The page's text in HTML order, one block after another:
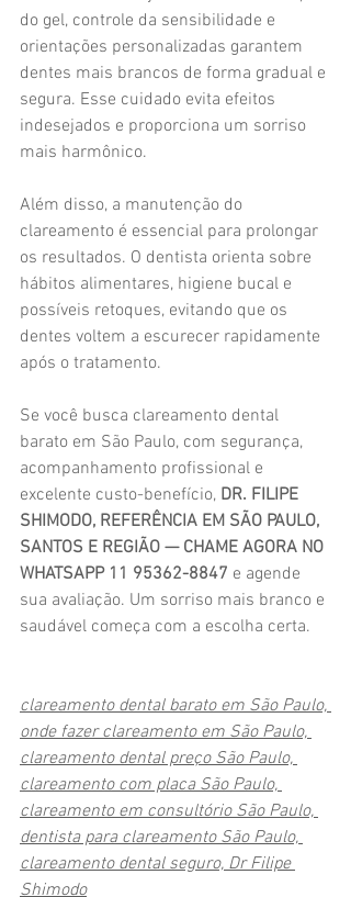
do gel, controle da sensibilidade e
orientações personalizadas garantem
dentes mais brancos de forma gradual e
segura. Esse cuidado evita efeitos
indesejados e proporciona um sorriso
mais harmônico.
Além disso, a manutenção do
clareamento é essencial para prolongar
os resultados. O dentista orienta sobre
hábitos alimentares, higiene bucal e
possíveis retoques, evitando que os
dentes voltem a escurecer rapidamente
após o tratamento.
Se você busca clareamento dental
barato em São Paulo, com segurança,
acompanhamento profissional e
excelente custo-benefício, DR. FILIPE
SHIMODO, REFERÊNCIA EM SÃO PAULO,
SANTOS E REGIÃO — CHAME AGORA NO
WHATSAPP 11 95362-8847 e agende
sua avaliação. Um sorriso mais branco e
saudável começa com a escolha certa.
clareamento dental barato em São Paulo,
onde fazer clareamento em São Paulo,
clareamento dental preço São Paulo,
clareamento com placa São Paulo,
clareamento em consultório São Paulo,
dentista para clareamento São Paulo,
clareamento dental seguro, Dr Filipe
Shimodo